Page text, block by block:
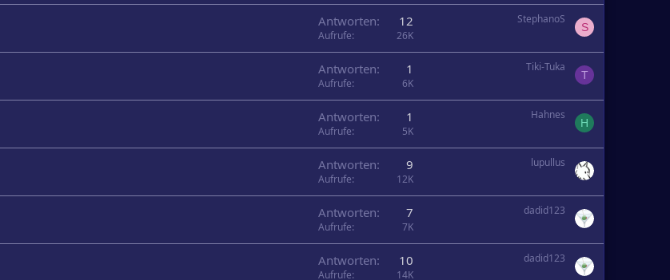
Antworten 12
Aufrufe 26K
StephanoS
S
Antworten 1
Aufrufe 6K
Tiki-Tuka
T
Antworten 1
Aufrufe 5K
Hahnes
H
Antworten 9
Aufrufe 12K
lupullus
Antworten 7
Aufrufe 7K
dadid123
Antworten 10
Aufrufe 14K
dadid123